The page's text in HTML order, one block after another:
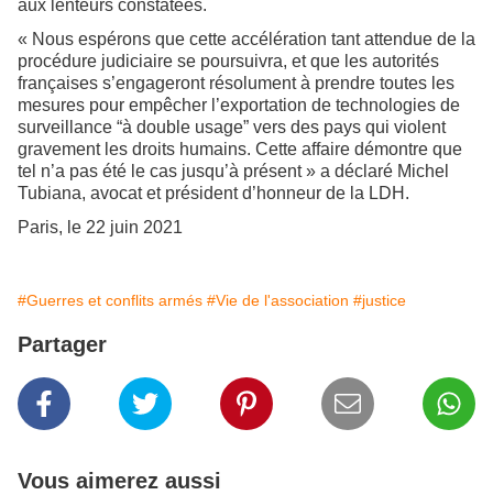
aux lenteurs constatées.
« Nous espérons que cette accélération tant attendue de la
procédure judiciaire se poursuivra, et que les autorités
françaises s’engageront résolument à prendre toutes les
mesures pour empêcher l’exportation de technologies de
surveillance “à double usage” vers des pays qui violent
gravement les droits humains. Cette affaire démontre que
tel n’a pas été le cas jusqu’à présent » a déclaré Michel
Tubiana, avocat et président d’honneur de la LDH.
Paris, le 22 juin 2021
#Guerres et conflits armés #Vie de l'association #justice
Partager
Vous aimerez aussi